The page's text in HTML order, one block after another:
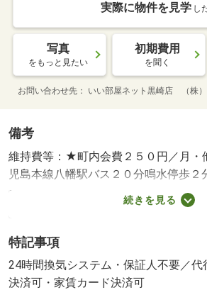
実際に物件を見学 し
写真
をもっと見たい
初期費用
を聞く
お問い合わせ先 いい部屋ネット黒崎店 （株
備考
維持費等：★町内会費２５０円／月・
児島本線八幡駅バス２０分鳴水停歩２
枝光駅バス２８分八千代町停歩１３分
地。バス停が近く、黒崎駅・八幡駅へ
な住環境。室内設備が充実した単身向
問い合わせください。・バイク置場：
なし・仲介手数料：４２，９００円
続きを見る
特記事項
24時間換気システム・保証人不要／代
決済可・家賃カード決済可